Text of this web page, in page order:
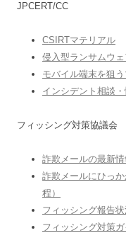
JPCERT/CC
CSIRTマテリアル
侵入型ランサムウ
モバイル端末を狙
インシデント相談
フィッシング対策協議会
詐欺メールの最新情
詐欺メールにひっ
程）
フィッシング報告
フィッシング対策